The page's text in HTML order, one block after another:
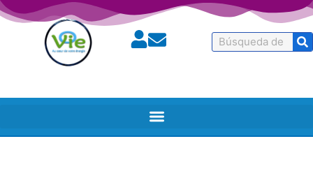
Buscar
en